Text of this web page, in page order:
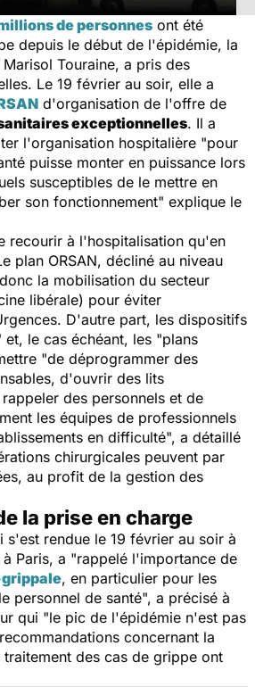
de personnes ont été
depuis le début de l'épidémie, la
Touraine, a pris des
Le 19 février au soir, elle a
d'organisation de l'offre de
exceptionnelles. Il a
l'organisation hospitalière "pour
puisse monter en puissance lors
susceptibles de le mettre en
son fonctionnement" explique le
recourir à l'hospitalisation qu'en
plan ORSAN, décliné au niveau
la mobilisation du secteur
libérale) pour éviter
D'autre part, les dispositifs
et, le cas échéant, les "plans
"de déprogrammer des
d'ouvrir des lits
des personnels et de
les équipes de professionnels
en difficulté", a détaillé
chirurgicales peuvent par
au profit de la gestion des
la prise en charge
s'est rendue le 19 février au soir à
Paris, a "rappelé l'importance de
, en particulier pour les
personnel de santé", a précisé à
qui "le pic de l'épidémie n'est pas
concernant la
des cas de grippe ont